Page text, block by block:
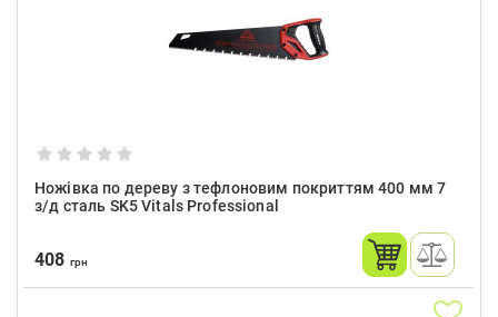
Ножівка по дереву з тефлоновим покриттям 400 мм 7
з/д сталь SK5 Vitals Professional
408 грн